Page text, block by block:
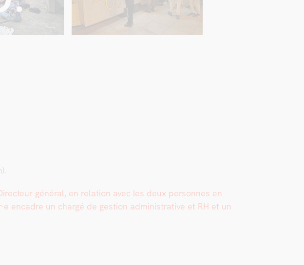
général, en rela­tion avec les deux per­son­nes en
encadre un chargé de ges­tion admin­is­tra­tive et RH et un